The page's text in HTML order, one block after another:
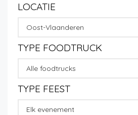
LOCATIE
Oost-Vlaanderen
TYPE FOODTRUCK
Alle foodtrucks
TYPE FEEST
Elk evenement